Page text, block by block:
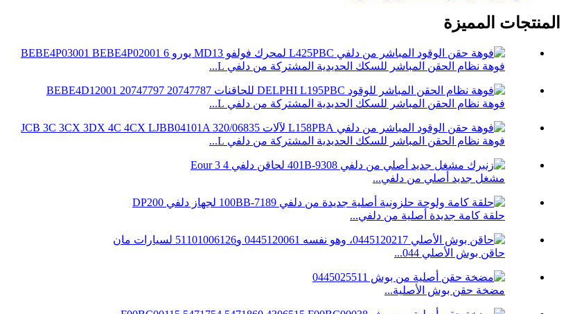
المنتجات المميزة
فوهة نظام الحقن المباشر للسكك الحديدية المشتركة من دلفي L...
فوهة نظام الحقن المباشر للسكك الحديدية المشتركة من دلفي L...
فوهة نظام الحقن المباشر للسكك الحديدية المشتركة من دلفي L...
مشغل جديد أصلي من دلفي...
حلقة كامة جديدة أصلية من دلفي...
حاقن بوش الأصلي 044...
مضخة حقن بوش الأصلية...